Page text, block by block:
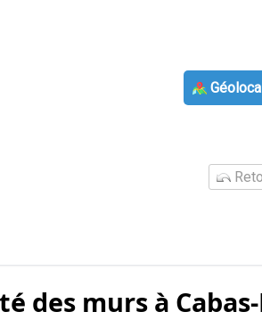
des murs à